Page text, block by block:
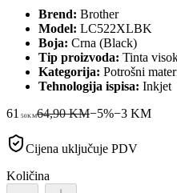
Brend: Brother
Model: LC522XLBK
Boja: Crna (Black)
Tip proizvoda: Tinta
Kategorija: Potrošni
Tehnologija ispisa: Inkjet
61
50KM64,90 KM−5%−3KM
Cijena uključuje PDV
Količina